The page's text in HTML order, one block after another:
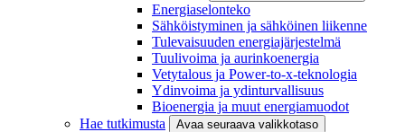
Energiaselonteko
Sähköistyminen ja sähköinen liikenne
Tulevaisuuden energiajärjestelmä
Tuulivoima ja aurinkoenergia
Vetytalous ja Power-to-x-teknologia
Ydinvoima ja ydinturvallisuus
Bioenergia ja muut energiamuodot
Hae tutkimusta
Avaa seuraava valikkotaso